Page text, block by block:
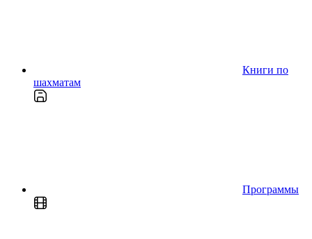
Книги по
шахматам
Программы